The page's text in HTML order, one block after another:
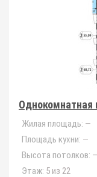
Однокомнатная
Жилая площадь: —
Площадь кухни: —
Высота потолков: —
Этаж: 5 из 22